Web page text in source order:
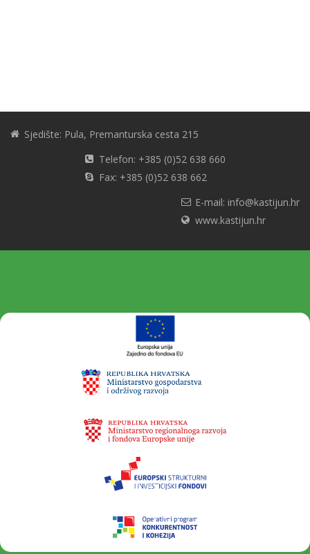
Sjedište: Pula, Premanturska cesta 215
Telefon: +385 (0)52 638 660
Fax: +385 (0)52 638 662
E-mail: info@kastijun.hr
www.kastijun.hr